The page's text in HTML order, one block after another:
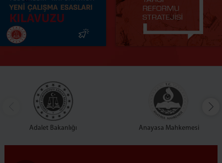
Adalet Bakanlığı Anayasa Mahkemesi